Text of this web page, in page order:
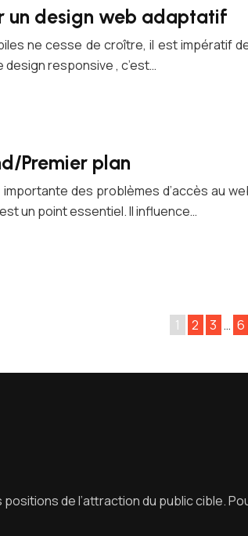
un design web adaptatif
ne cesse de croître, il est
responsive , c’est…
Premier plan
des problèmes d’accès au
un point essentiel. Il influence…
1 2 3 … 6
de l’attraction du public cible.